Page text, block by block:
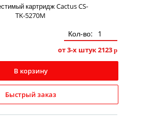
Кол-во:
от 3-х штук2123 p
В корзину
Быстрый заказ